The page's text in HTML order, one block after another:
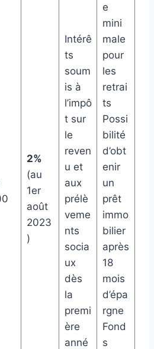
2%
(au
1er
août
2023
)
Intérê
ts
soum
is à
l’impô
t sur
le
reven
u et
aux
prélè
veme
nts
socia
ux
dès
la
premi
ère
anné
e
mini
male
pour
les
retrai
ts
Possi
bilité
d’obt
enir
un
prêt
immo
bilier
après
18
mois
d’épa
rgne
Fond
s